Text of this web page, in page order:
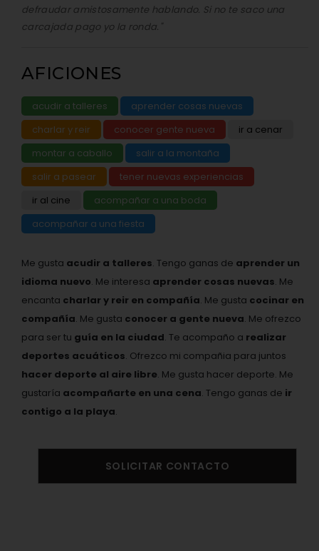
defraudar amistosamente hablando. Si no te saco una
carcajada pago yo la ronda."
AFICIONES
acudir a talleres
aprender cosas nuevas
charlar y reir
conocer gente nueva
ir a cenar
montar a caballo
salir a la montaña
salir a pasear
tener nuevas experiencias
ir al cine
acompañar a una boda
acompañar a una fiesta
Me gusta acudir a talleres. Tengo ganas de aprender un
idioma nuevo. Me interesa aprender cosas nuevas. Me
encanta charlar y reir en compañía. Me gusta cocinar en
compañía. Me gusta conocer a gente nueva. Me ofrezco
para ser tu guía en la ciudad. Te acompaño a realizar
deportes acuáticos. Ofrezco mi compañia para juntos
hacer deporte al aire libre. Me gusta hacer deporte. Me
gustaría acompañarte en una cena. Tengo ganas de ir
contigo a la playa.
SOLICITAR CONTACTO